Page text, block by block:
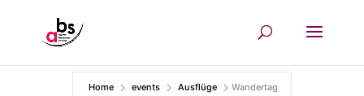
Home events Ausflüge
Wandertag